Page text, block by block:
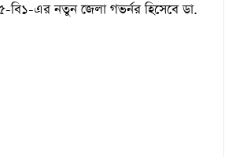
বি১-এর নতুন জেলা গভর্নর হিসেবে ডা.